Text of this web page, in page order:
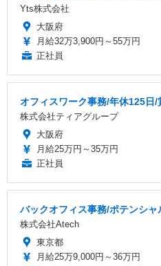
Yts株式会社
大阪府
月給32万3,900円～55万円
正社員
オフィスワーク事務/年休125日/
株式会社ティアグループ
大阪府
月給25万円～35万円
正社員
バックオフィス事務/ポテンシ
株式会社Atech
東京都
月給25万9,000円～36万円